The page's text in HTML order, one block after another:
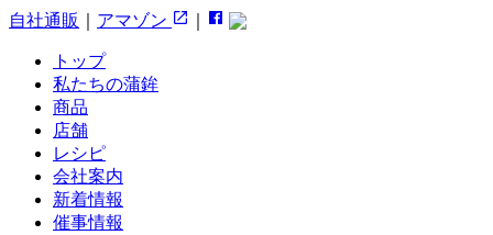
自社通販 アマゾン
トップ
私たちの蒲鉾
商品
店舗
レシピ
会社案内
新着情報
催事情報